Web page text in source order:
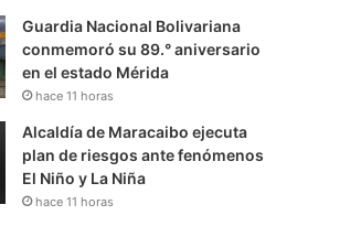
Guardia Nacional Bolivariana
conmemoró su 89.° aniversario
en el estado Mérida
hace 11 horas
Alcaldía de Maracaibo ejecuta
plan de riesgos ante fenómenos
El Niño y La Niña
hace 11 horas